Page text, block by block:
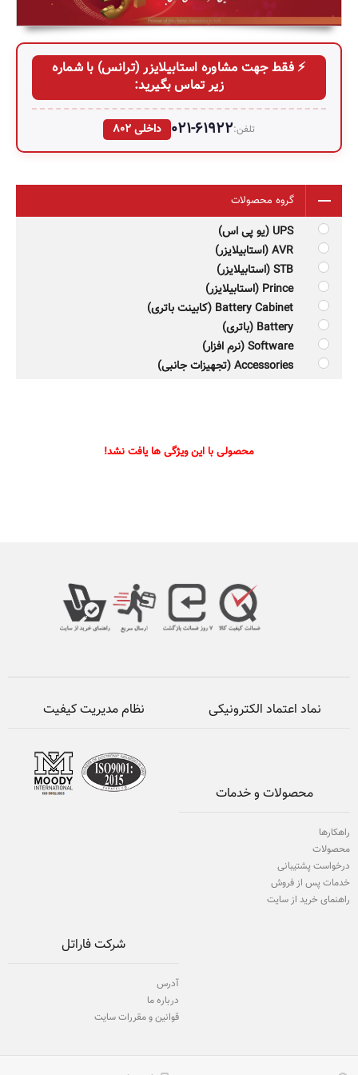
⚡ فقط جهت مشاوره استابیلایزر (ترانس) با شماره‌
زیر تماس بگیرید:
تلفن:021-61922 داخلی 802
گروه محصولات
UPS (یو پی اس)
AVR (استابیلایزر)
STB (استابیلایزر)
Prince (استابیلایزر)
Battery Cabinet (کابینت باتری)
Battery (باتری)
Software (نرم افزار)
Accessories (تجهیزات جانبی)
محصولی با این ویژگی ها یافت نشد!
نظام مدیریت کیفیت نماد اعتماد الکترونیکی
محصولات و خدمات
راهکارها
محصولات
درخواست پشتیبانی
خدمات پس از فروش
راهنمای خرید از سایت
شرکت فاراتل
آدرس
درباره ما
قوانین و مقررات سایت